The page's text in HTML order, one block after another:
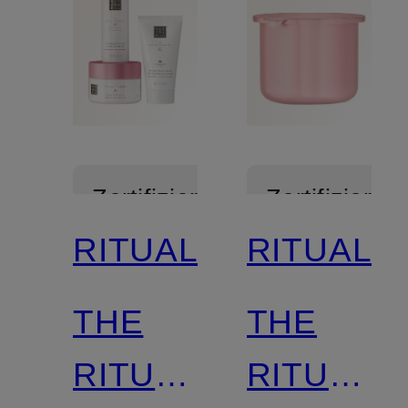
Zertifiziert
RITUALS
THE
RITUAL
Zertifiziert
RITUALS
THE
RITUAL